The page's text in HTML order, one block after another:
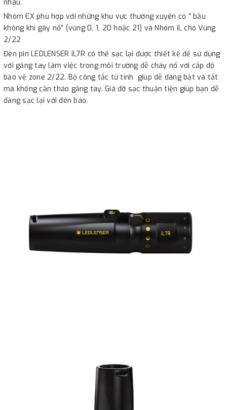
nhau.
Nhóm EX phù hợp với những khu vực thường xuyên có ” bầu
không khí gây nổ” (vùng 0, 1, 20 hoặc 21) và Nhóm iL cho Vùng
2/22
Đèn pin LEDLENSER iL7R có thể sạc lại được thiết kế để sử dụng
với găng tay làm việc trong môi trường dễ cháy nổ với cấp độ
bảo vệ zone 2/22. Bộ công tắc từ tính giúp dễ dàng bật và tắt
mà không cần tháo găng tay. Giá đỡ sạc thuận tiện giúp bạn dễ
dàng sạc lại với đèn báo.